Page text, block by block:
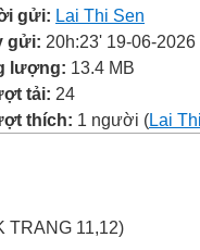
gửi: Lai Thi Sen
gửi: 20h:23' 19-06-2026
lượng: 13.4 MB
tải: 24
thích: 1 người (Lai
TRANG 11,12)